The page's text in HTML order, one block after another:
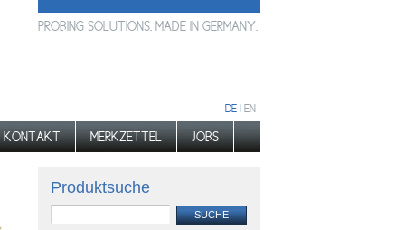
PROBING SOLUTIONS. MADE IN GERMANY.
DE | EN
KONTAKT MERKZETTEL JOBS
Produktsuche